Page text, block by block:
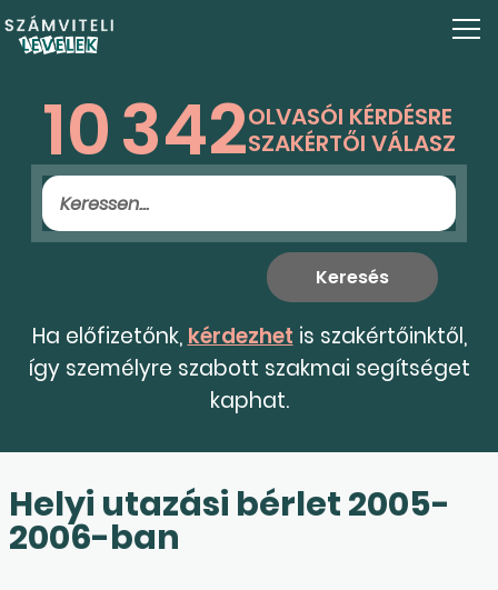
10342OLVASÓI KÉRDÉSRE
SZAKÉRTŐI VÁLASZ
Ha előfizetőnk, kérdezhet is szakértőinktől,
így személyre szabott szakmai segítséget
kaphat.
Helyi utazási bérlet 2005-
2006-ban